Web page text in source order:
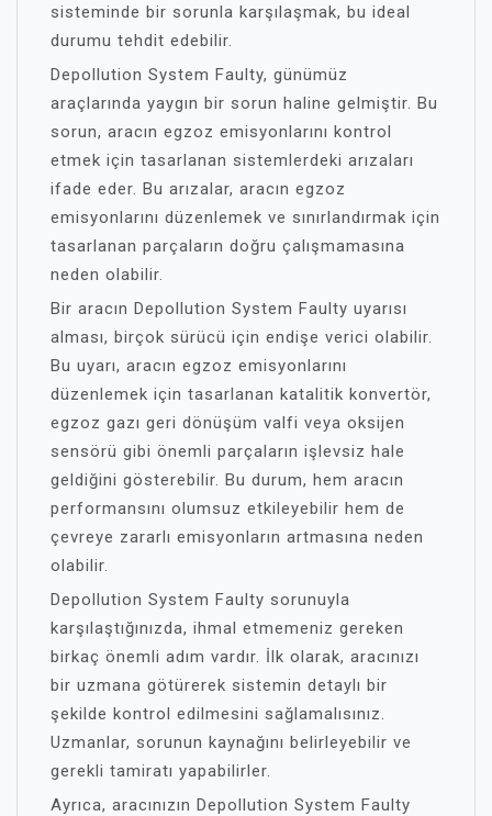
sisteminde bir sorunla karşılaşmak, bu ideal
durumu tehdit edebilir.
Depollution System Faulty, günümüz
araçlarında yaygın bir sorun haline gelmiştir. Bu
sorun, aracın egzoz emisyonlarını kontrol
etmek için tasarlanan sistemlerdeki arızaları
ifade eder. Bu arızalar, aracın egzoz
emisyonlarını düzenlemek ve sınırlandırmak için
tasarlanan parçaların doğru çalışmamasına
neden olabilir.
Bir aracın Depollution System Faulty uyarısı
alması, birçok sürücü için endişe verici olabilir.
Bu uyarı, aracın egzoz emisyonlarını
düzenlemek için tasarlanan katalitik konvertör,
egzoz gazı geri dönüşüm valfi veya oksijen
sensörü gibi önemli parçaların işlevsiz hale
geldiğini gösterebilir. Bu durum, hem aracın
performansını olumsuz etkileyebilir hem de
çevreye zararlı emisyonların artmasına neden
olabilir.
Depollution System Faulty sorunuyla
karşılaştığınızda, ihmal etmemeniz gereken
birkaç önemli adım vardır. İlk olarak, aracınızı
bir uzmana götürerek sistemin detaylı bir
şekilde kontrol edilmesini sağlamalısınız.
Uzmanlar, sorunun kaynağını belirleyebilir ve
gerekli tamiratı yapabilirler.
Ayrıca, aracınızın Depollution System Faulty